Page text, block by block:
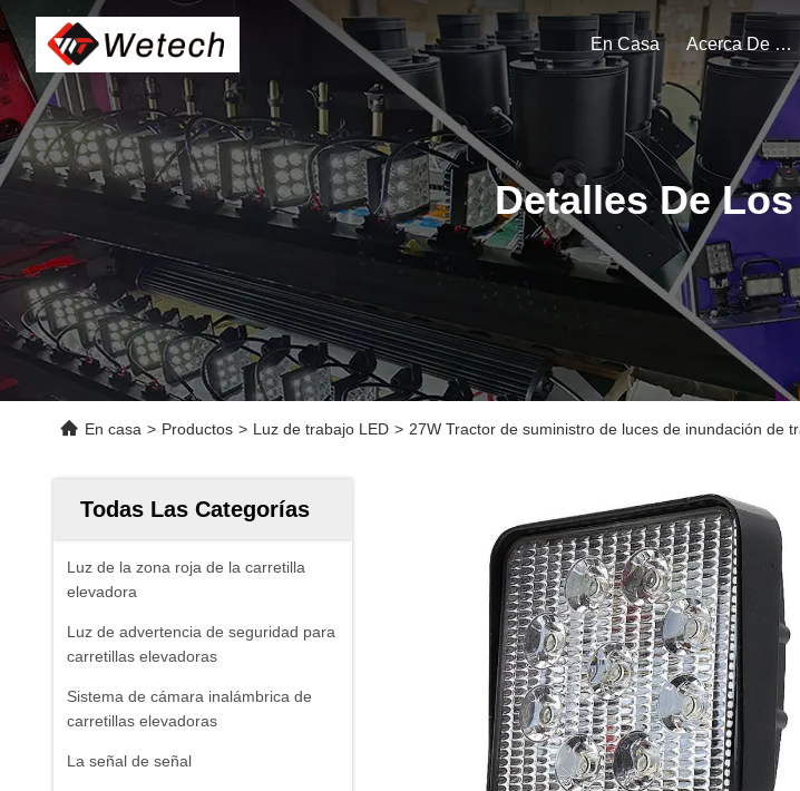
En Casa Acerca De Nosotros
Detalles De
En casa > Productos > Luz de trabajo LED > 27W Tractor de suministro de luces de inundación de
Todas Las Categorías
Luz de la zona roja de la carretilla
elevadora
Luz de advertencia de seguridad para
carretillas elevadoras
Sistema de cámara inalámbrica de
carretillas elevadoras
La señal de señal